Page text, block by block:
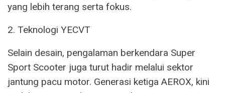
yang lebih terang serta fokus.
2. Teknologi YECVT
Selain desain, pengalaman berkendara Super
Sport Scooter juga turut hadir melalui sektor
jantung pacu motor. Generasi ketiga AEROX, kini